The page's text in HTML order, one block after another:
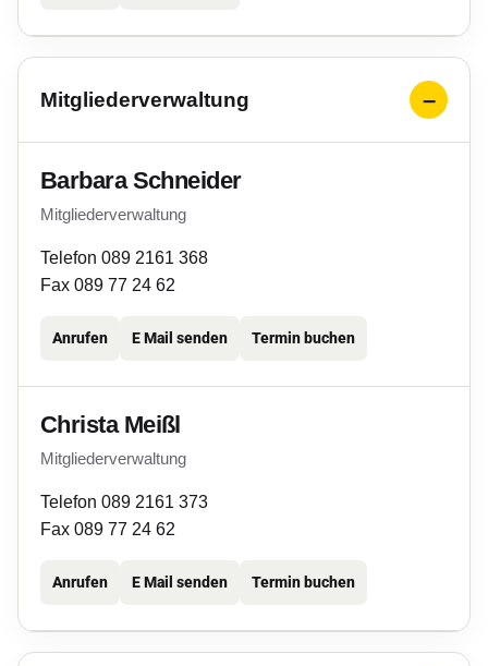
Mitgliederverwaltung
Barbara Schneider
Mitgliederverwaltung
Telefon 089 2161 368
Fax 089 77 24 62
Anrufen E Mail senden Termin buchen
Christa Meißl
Mitgliederverwaltung
Telefon 089 2161 373
Fax 089 77 24 62
Anrufen E Mail senden Termin buchen